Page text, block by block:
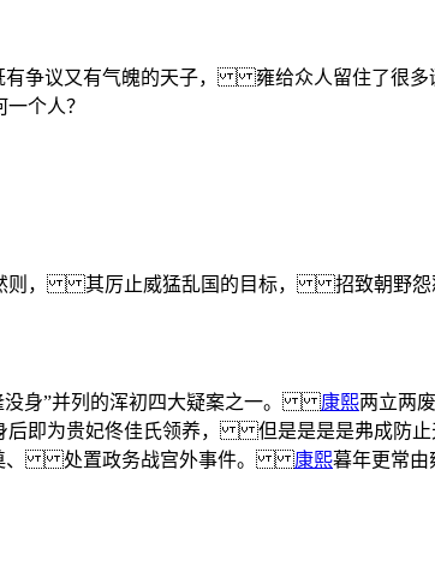
争议又有气魄的天子， 雍给众人留住了
个人？
其厉止威猛乱国的目标， 招致朝野怨
身”并列的浑初四大疑案之一。康熙两立
即为贵妃佟佳氏领养， 但是是是是弗成防
奠、 处置政务战宫外事件。康熙暮年更常